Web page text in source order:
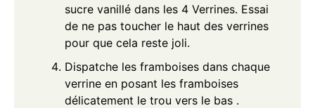
sucre vanillé dans les 4 Verrines. Essai
de ne pas toucher le haut des verrines
pour que cela reste joli.
Dispatche les framboises dans chaque
verrine en posant les framboises
délicatement le trou vers le bas .